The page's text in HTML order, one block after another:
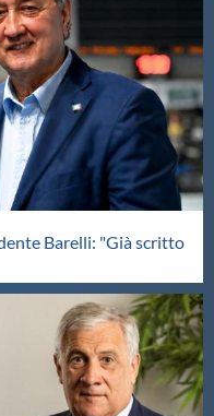
Barelli: "Già scritto